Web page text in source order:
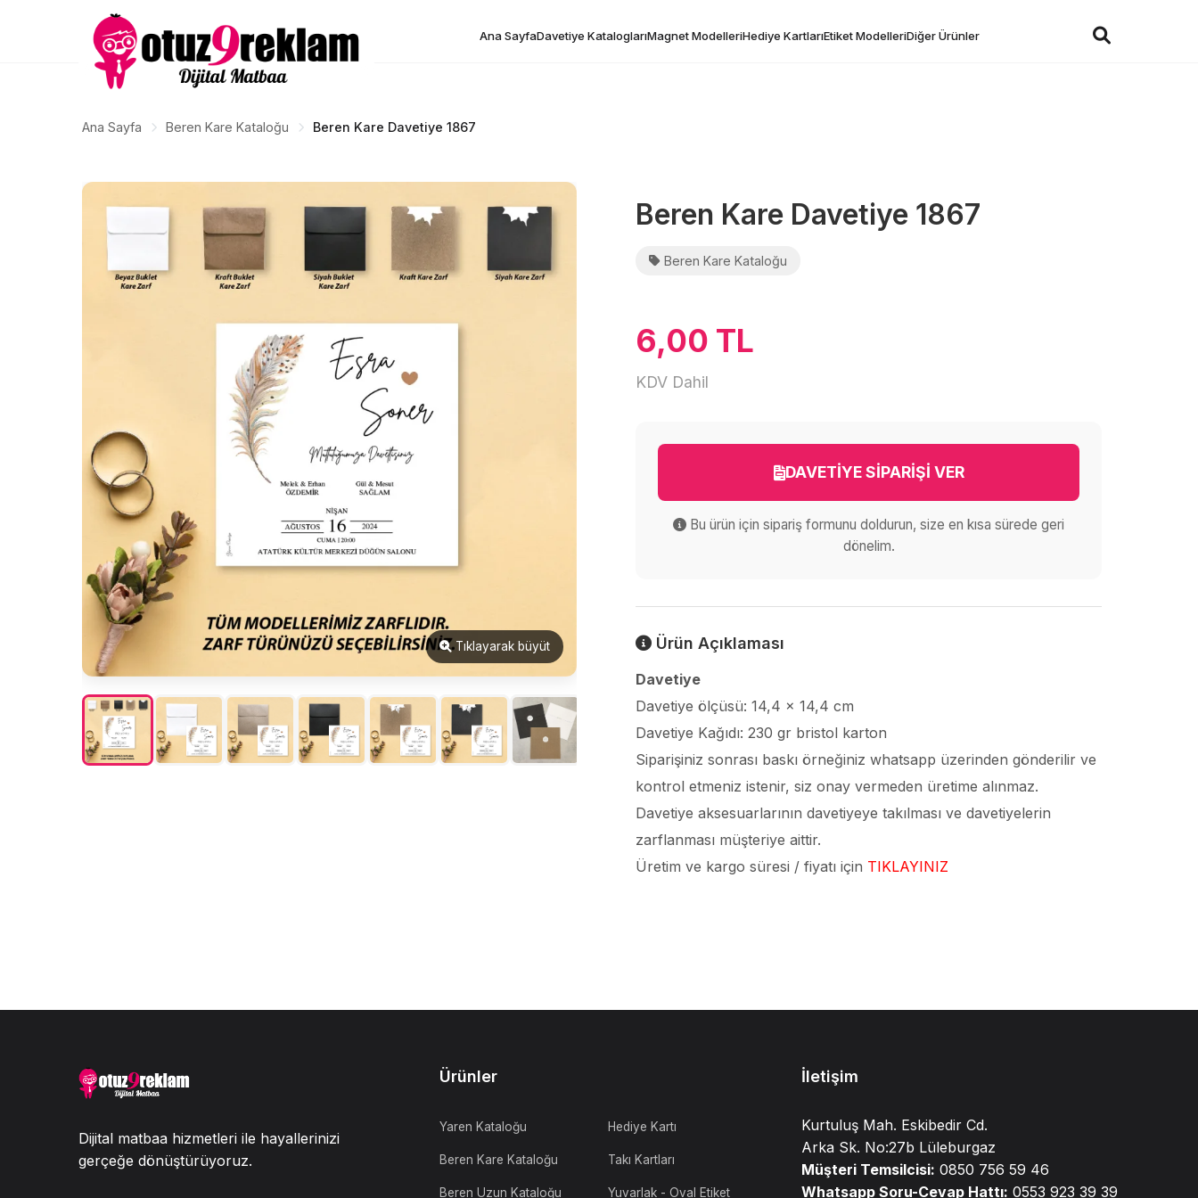
Ana SayfaDavetiye KataloglarıMagnet ModelleriHediye KartlarıEtiket ModelleriDiğer Ürünler
Ana Sayfa Beren Kare Kataloğu Beren Kare Davetiye 1867
Tıklayarak büyüt
Beren Kare Davetiye 1867
Beren Kare Kataloğu
6,00 TL
KDV Dahil
DAVETİYE SİPARİŞİ VER
Bu ürün için sipariş formunu doldurun, size en kısa sürede geri
dönelim.
Ürün Açıklaması
Davetiye
Davetiye ölçüsü: 14,4 x 14,4 cm
Davetiye Kağıdı: 230 gr bristol karton
Siparişiniz sonrası baskı örneğiniz whatsapp üzerinden gönderilir ve
kontrol etmeniz istenir, siz onay vermeden üretime alınmaz.
Davetiye aksesuarlarının davetiyeye takılması ve davetiyelerin
zarflanması müşteriye aittir.
Üretim ve kargo süresi / fiyatı için TIKLAYINIZ
Dijital matbaa hizmetleri ile hayallerinizi
gerçeğe dönüştürüyoruz.
Ürünler
Yaren Kataloğu
Beren Kare Kataloğu
Beren Uzun Kataloğu
Hediye Kartı
Takı Kartları
Yuvarlak - Oval Etiket
İletişim
Kurtuluş Mah. Eskibedir Cd.
Arka Sk. No:27b Lüleburgaz
Müşteri Temsilcisi: 0850 756 59 46
Whatsapp Soru-Cevap Hattı: 0553 923 39 39